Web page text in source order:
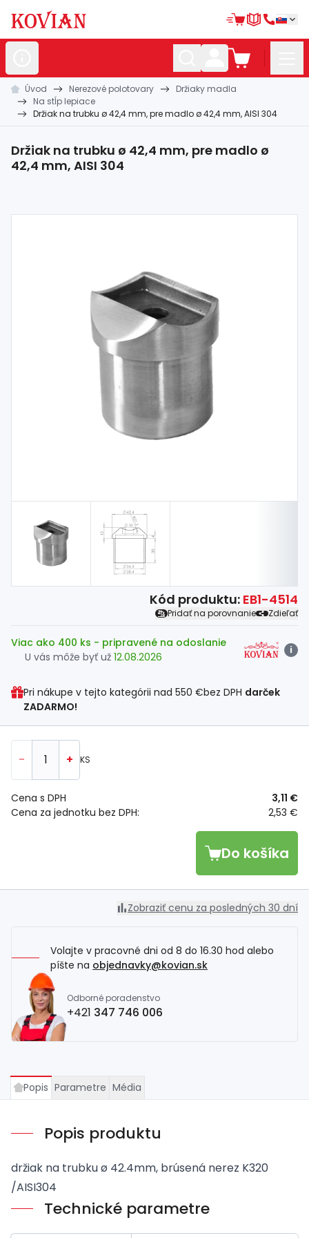
Nerezovépolotovary
Hliníkovépolotovary
Kovanépolotovary
Zábradlia a
materiál
materiál
Úvod Nerezové polotovary
Držiaky madla
Na stĺp lepiace
Držiak na trubku ø 42,4 mm, pre madlo ø 42,4 mm, AISI 304
Držiak na trubku ø 42,4 mm, pre madlo ø
42,4 mm, AISI 304
Kód produktu: EB1-4514
Pridať na porovnanie Zdieľať
Viac ako 400 ks - pripravené na odoslanie
U vás môže byť už 12.08.2026
i
Pri nákupe v tejto kategórii nad 550 €bez DPH darček
ZADARMO!
- + KS
Cena za jednotku bez DPH: 2,53 €
Cena s DPH 3,11 €
Do košíka
Zobraziť cenu za posledných 30 dní
Volajte v pracovné dni od 8 do 16.30 hod alebo
píšte na objednavky@kovian.sk
Odborné poradenstvo
+421 347 746 006
Popis Parametre Média
Popis produktu
držiak na trubku ø 42.4mm, brúsená nerez K320
/AISI304
Technické parametre